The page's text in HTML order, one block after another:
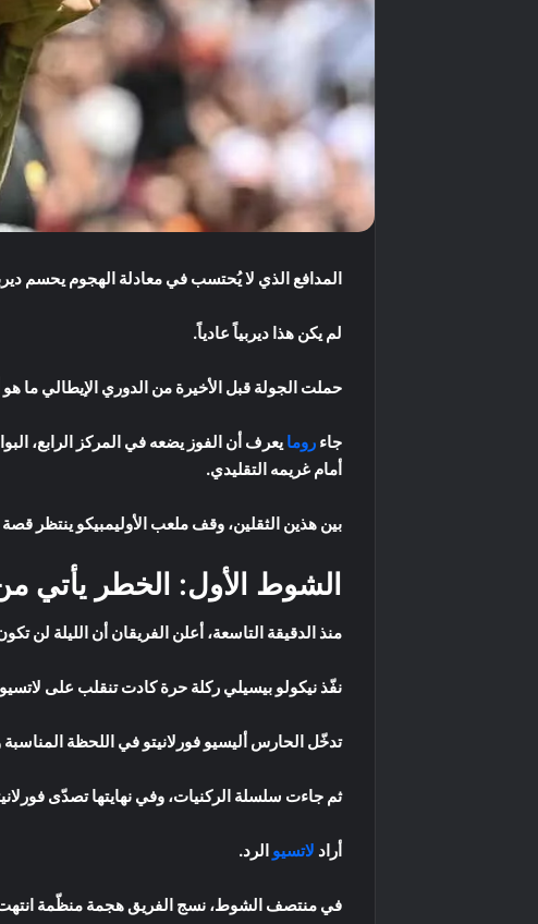
المدافع الذي لا يُحتسب في معادلة الهجوم يحسم
لم يكن هذا ديربياً عادياً.
حملت الجولة قبل الأخيرة من الدوري الإيطالي ما
جاءروما يعرف أن الفوز يضعه في المركز الرابع،
أمام غريمه التقليدي.
بين هذين الثقلين، وقف ملعب الأوليمبيكو ينتظر
الشوط الأول: الخطر يأتي
منذ الدقيقة التاسعة، أعلن الفريقان أن الليلة لن
نفّذ نيكولو بيسيلي ركلة حرة كادت تنقلب على
تدخّل الحارس أليسيو فورلانيتو في اللحظة المناسبة
ثم جاءت سلسلة الركنيات، وفي نهايتها تصدّى
أراد لاتسيو الرد.
في منتصف الشوط، نسج الفريق هجمة منظّمة انتهت